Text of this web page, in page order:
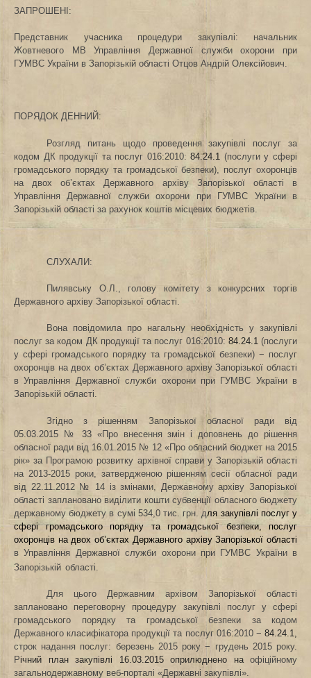
ЗАПРОШЕНІ:
Представник учасника процедури закупівлі: начальник
Жовтневого МВУправління Державної служби охорони при
ГУМВС України в Запорізькій області Отцов Андрій Олексійович.
ПОРЯДОК ДЕННИЙ:
Розгляд питань щодо проведення закупівлі послуг за
кодом ДК продукції та послуг 016:2010:84.24.1 (послуги у сфері
громадського порядку та громадської безпеки), послуг охоронців
на двох об’єктах Державного архіву Запорізької області в
Управління Державної служби охорони при ГУМВС України в
Запорізькій області за рахунок коштів місцевих бюджетів.
СЛУХАЛИ:
Пилявську О.Л., голову комітету з конкурсних торгів
Державного архіву Запорізької області.
Вона повідомила про нагальну необхідність у закупівлі
послуг за кодом ДК продукції та послуг 016:2010: 84.24.1(послуги
у сфері громадського порядку та громадської безпеки) − послуг
охоронців на двох об’єктах Державного архіву Запорізької області
в Управління Державної служби охорони при ГУМВС України в
Запорізькій області.
Згідно з рішенням Запорізької обласної ради від
05.03.2015 № 33 «Про внесення змін і доповнень до рішення
обласної ради від 16.01.2015 № 12 «Про обласний бюджет на 2015
рік» за Програмою розвитку архівної справи у Запорізькій області
на 2013-2015 роки, затвердженою рішенням сесії обласної ради
від 22.11.2012 № 14 із змінами, Державному архіву Запорізької
області заплановано виділити кошти субвенції обласного бюджету
державному бюджету в сумі 534,0 тис. грн. для закупівлі послуг у
сфері громадського порядку та громадської безпеки,
послуг
охоронців на двох об’єктах Державного архіву Запорізької області
в Управління Державної служби охорони при ГУМВС України в
Запорізькій області.
Для цього Державним архівом Запорізької області
заплановано переговорну процедуру закупівлі послуг у сфері
громадського порядку та громадської безпеки за кодом
Державного класифікатора продукції та послуг 016:2010 − 84.24.1,
строк надання послуг: березень 2015 року − грудень 2015 року.
Річний план закупівлі 16.03.2015 оприлюднено на офіційному
загальнодержавному веб-порталі «Державні закупівлі».